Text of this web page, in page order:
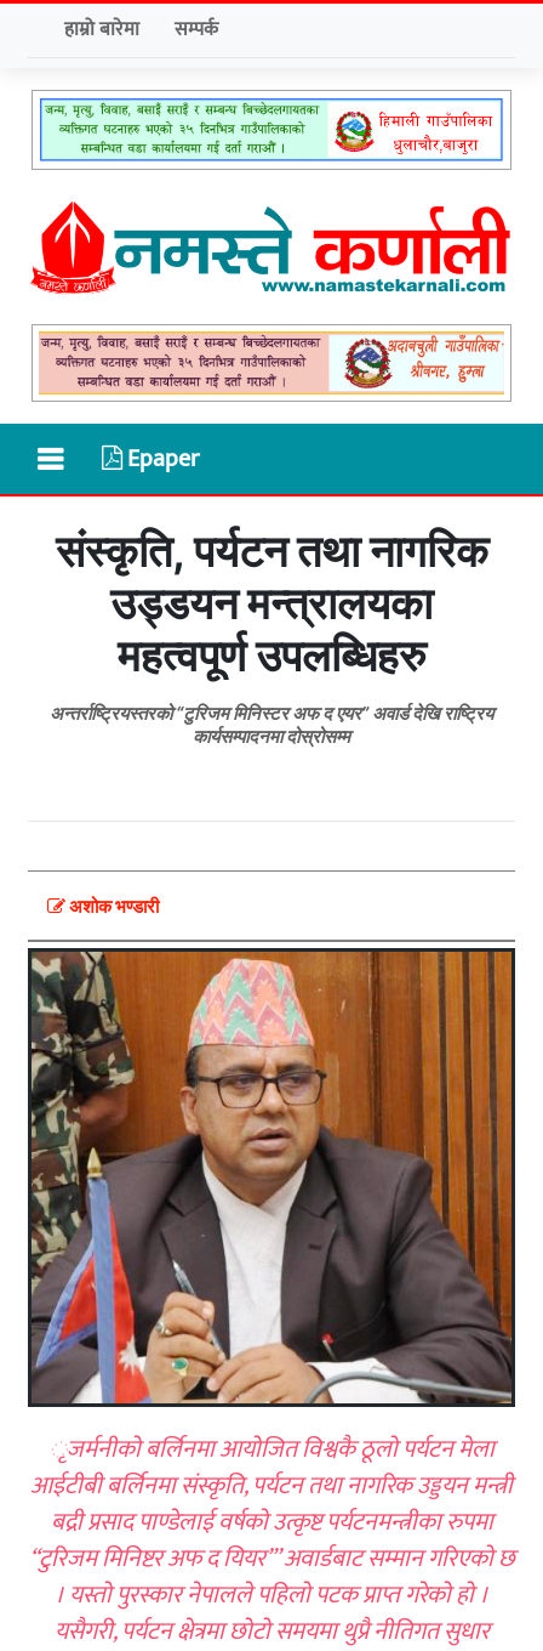
हाम्रो बारेमा सम्पर्क
Epaper
संस्कृति, पर्यटन तथा नागरिक
उड्डयन मन्त्रालयका
महत्वपूर्ण उपलब्धिहरु
अन्तर्राष्ट्रियस्तरको “टुरिजम मिनिस्टर अफ द एयर” अवार्ड देखि राष्ट्रिय
कार्यसम्पादनमा दोस्रोसम्म
अशोक भण्डारी
ृजर्मनीको बर्लिनमा आयोजित विश्वकै ठूलो पर्यटन मेला
आईटीबी बर्लिनमा संस्कृति, पर्यटन तथा नागरिक उड्डयन मन्त्री
बद्री प्रसाद पाण्डेलाई वर्षको उत्कृष्ट पर्यटनमन्त्रीका रुपमा
“टुरिजम मिनिष्टर अफ द यियर”’ अवार्डबाट सम्मान गरिएको छ
। यस्तो पुरस्कार नेपालले पहिलो पटक प्राप्त गरेको हो ।
यसैगरी, पर्यटन क्षेत्रमा छोटो समयमा थुप्रै नीतिगत सुधार